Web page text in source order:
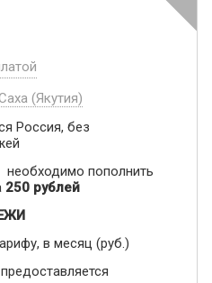
(Якутия)
Россия, без
пополнить
250 рублей
в месяц (руб.)